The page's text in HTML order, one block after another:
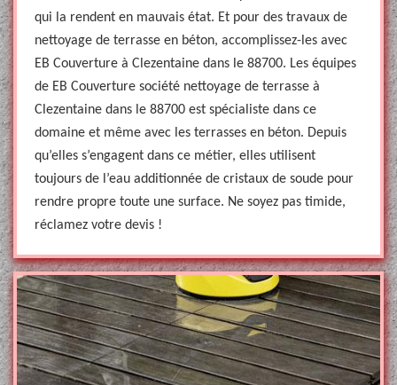
qui la rendent en mauvais état. Et pour des travaux de
nettoyage de terrasse en béton, accomplissez-les avec
EB Couverture à Clezentaine dans le 88700. Les équipes
de EB Couverture société nettoyage de terrasse à
Clezentaine dans le 88700 est spécialiste dans ce
domaine et même avec les terrasses en béton. Depuis
qu’elles s’engagent dans ce métier, elles utilisent
toujours de l’eau additionnée de cristaux de soude pour
rendre propre toute une surface. Ne soyez pas timide,
réclamez votre devis !